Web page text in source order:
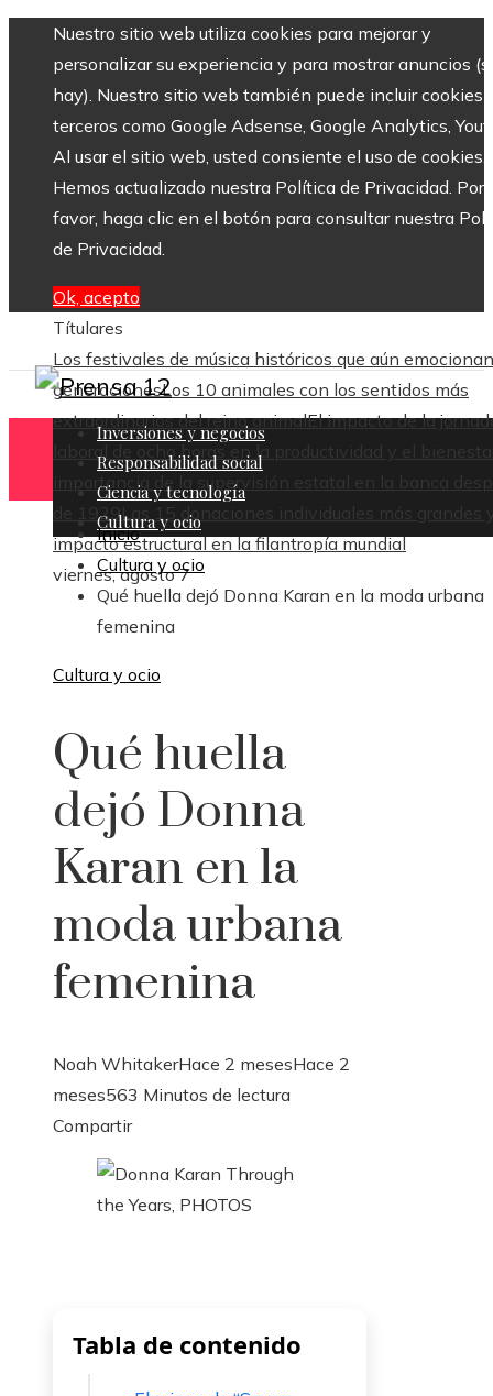
Nuestro sitio web utiliza cookies para mejorar y
personalizar su experiencia y para mostrar anuncios
hay). Nuestro sitio web también puede incluir cookies
terceros como Google Adsense, Google Analytics,
Al usar el sitio web, usted consiente el uso de cookies.
Hemos actualizado nuestra Política de Privacidad. Por
favor, haga clic en el botón para consultar nuestra
de Privacidad.
Ok, acepto
Títulares
Los festivales de música históricos que aún
generacionesLos 10 animales con los sentidos más
extraordinarios del reino animalEl impacto de la
laboral de ocho horas en la productividad y el
importancia de la supervisión estatal en la banca
de 1929Las 15 donaciones individuales más grandes
impacto estructural en la filantropía mundial
viernes, agosto 7
Inversiones y negocios
Responsabilidad social
Ciencia y tecnología
Cultura y ocio
Inicio
Cultura y ocio
Qué huella dejó Donna Karan en la moda urbana
femenina
Cultura y ocio
Qué huella
dejó Donna
Karan en la
moda urbana
femenina
Noah WhitakerHace 2 mesesHace 2
meses563 Minutos de lectura
Facebook
Twitter
LinkedIn
Pinterest
Stumbleupon
Email
Compartir
Tabla de contenido